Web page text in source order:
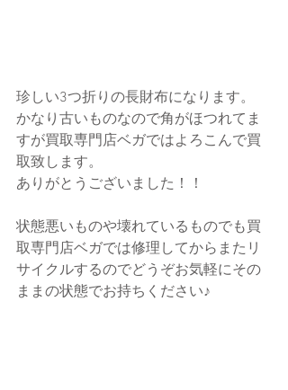
珍しい3つ折りの長財布になります。
かなり古いものなので角がほつれてま
すが買取専門店ベガではよろこんで買
取致します。
ありがとうございました！！
状態悪いものや壊れているものでも買
取専門店ベガでは修理してからまたリ
サイクルするのでどうぞお気軽にその
ままの状態でお持ちください♪